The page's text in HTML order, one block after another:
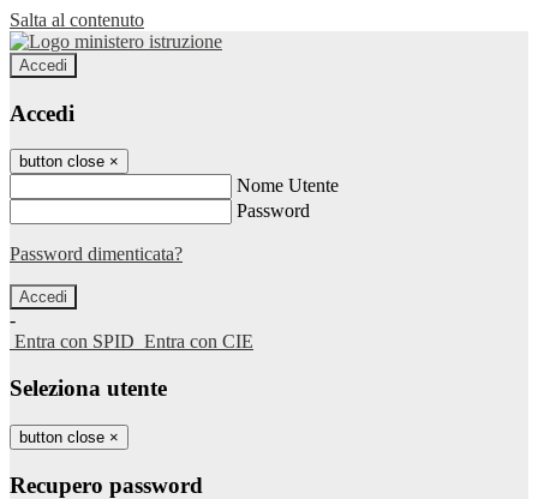
Salta al contenuto
Accedi
Accedi
button close ×
Nome Utente
Password
Password dimenticata?
-
Entra con SPID Entra con CIE
Seleziona utente
button close ×
Recupero password